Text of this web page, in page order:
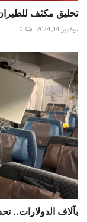
تحليق مكثف
نوفمبر 14, 2024 0
بآلاف الدولارات..